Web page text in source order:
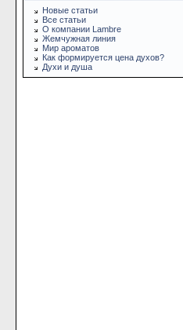
Новые статьи
Все статьи
О компании Lambre
Жемчужная линия
Мир ароматов
Как формируется цена духов?
Духи и душа